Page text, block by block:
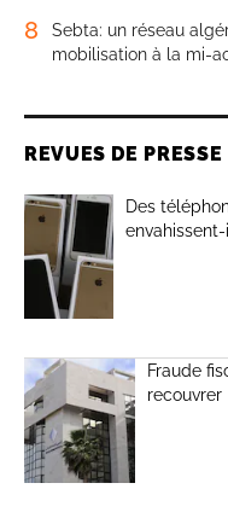
8
Sebta: un réseau
mobilisation à la mi-
REVUES DE PRESSE
Des
Fraude
recouvrer